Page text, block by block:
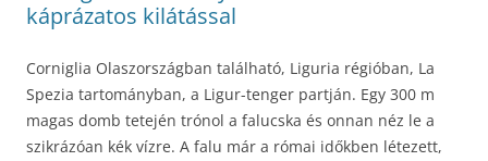
káprázatos kilátással
Corniglia Olaszországban található, Liguria régióban, La
Spezia tartományban, a Ligur-tenger partján. Egy 300 m
magas domb tetején trónol a falucska és onnan néz le a
szikrázóan kék vízre. A falu már a római időkben létezett,